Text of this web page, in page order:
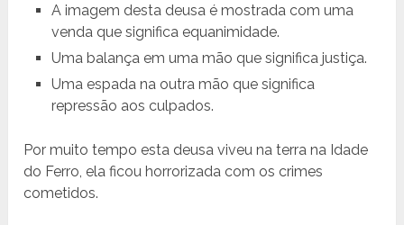
A imagem desta deusa é mostrada com uma
venda que significa equanimidade.
Uma balança em uma mão que significa justiça.
Uma espada na outra mão que significa
repressão aos culpados.
Por muito tempo esta deusa viveu na terra na Idade
do Ferro, ela ficou horrorizada com os crimes
cometidos.